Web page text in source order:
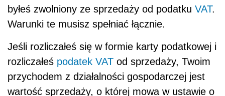
byłeś zwolniony ze sprzedaży od podatku VAT.
Warunki te musisz spełniać łącznie.
Jeśli rozliczałeś się w formie karty podatkowej i
rozliczałeś podatek VAT od sprzedaży, Twoim
przychodem z działalności gospodarczej jest
wartość sprzedaży, o której mowa w ustawie o